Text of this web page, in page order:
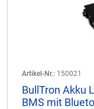
Artikel-Nr.: 150021
BullTron Akku
BMS mit